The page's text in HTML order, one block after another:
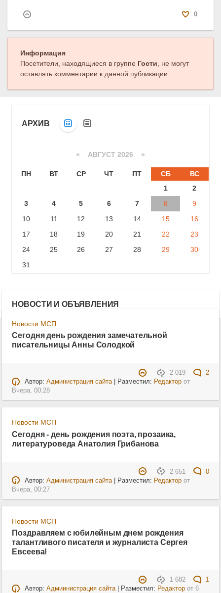
0
Информация
Посетители, находящиеся в группе Гости, не могут
оставлять комментарии к данной публикации.
АРХИВ
« АВГУСТ 2026 »
ПН ВТ СР ЧТ ПТ СБ
ВС
1
2
3
4 5 6 7 8
9
10
11 12 13 14 15
16
17
18 19 20 21 22
23
24
25 26 27 28 29
30
31
НОВОСТИ И ОБЪЯВЛЕНИЯ
Новости МСП
Сегодня день рождения замечательной
писательницы Анны Солодкой
2 019
2
Автор: Администрация сайта| Разместил: Редакторот
Вчера, 00:28
Новости МСП
Сегодня - день рождения поэта, прозаика,
литературоведа Анатолия Грибанова
2 651
0
Автор: Администрация сайта| Разместил: Редакторот
Вчера, 00:27
Новости МСП
Поздравляем с юбилейным днем рождения
талантливого писателя и журналиста Сергея
Евсеева!
1 682
1
Автор: Адмиинистрация сайта| Разместил: Редакторот 6